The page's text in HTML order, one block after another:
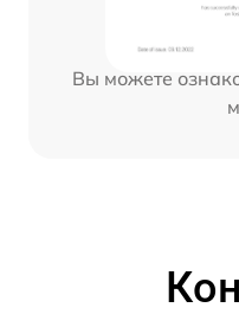
Вы можете